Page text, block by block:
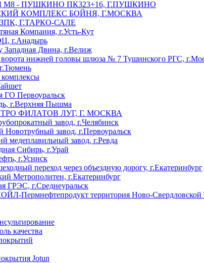
- ПУШКИНО ПК323+16, Г.ПУШКИНО
КОМПЛЕКС БОЙНЯ, Г.МОСКВА
Г.ТАРКО-САЛЕ
Компания, г.Усть-Кут
г.Анадырь
Западная Двина, г.Велиж
ворота нижней головы шлюза № 7 Тушинского РГС,
ГО Первоуральск
г.Верхняя Пышма
ФИЛАТОВ ЛУГ, Г. МОСКВА
завод, г.Челябинск
Новотрубный завод, г.Первоуральск
медеплавильный завод, г.Ревда
Сибирь, г.Урай
г.Усинск
переход через объездную дорогу, г.Екатеринбург
Метрополитен, г.Екатеринбург
ГРЭС, г.Среднеуральск
Пермнефтепродукт территория Ново-Свердловской
качества
Jotun